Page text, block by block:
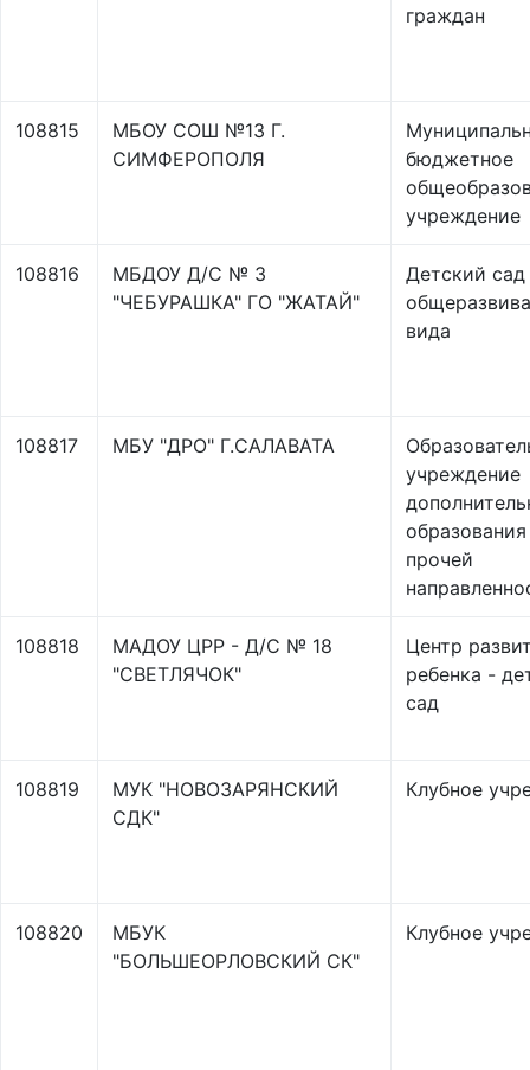
граждан
108815
МБОУ СОШ №13 Г.
СИМФЕРОПОЛЯ
бюджетное
учреждение
108816
МБДОУ Д/С № 3
"ЧЕБУРАШКА" ГО "ЖАТАЙ"
Детский сад
вида
108817 МБУ "ДРО" Г.САЛАВАТА
учреждение
прочей
108818
МАДОУ ЦРР - Д/С № 18
"СВЕТЛЯЧОК"
Центр
ребенка -
сад
108819
МУК "НОВОЗАРЯНСКИЙ
СДК"
Клубное
108820
МБУК
"БОЛЬШЕОРЛОВСКИЙ СК"
Клубное